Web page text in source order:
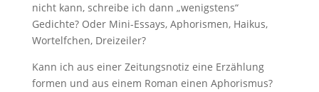
nicht kann, schreibe ich dann „wenigstens“
Gedichte? Oder Mini-Essays, Aphorismen, Haikus,
Wortelfchen, Dreizeiler?
Kann ich aus einer Zeitungsnotiz eine Erzählung
formen und aus einem Roman einen Aphorismus?